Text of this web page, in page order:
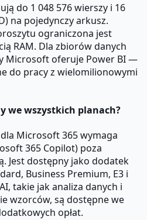
do 1 048 576 wierszy i 16
na pojedynczy arkusz.
ograniczona jest
RAM. Dla zbiorów danych
Microsoft oferuje Power BI —
do pracy z wielomilionowymi
we wszystkich planach?
Microsoft 365 wymaga
365 Copilot) poza
Jest dostępny jako dodatek
Business Premium, E3 i
takie jak analiza danych i
wzorców, są dostępne we
opłat.